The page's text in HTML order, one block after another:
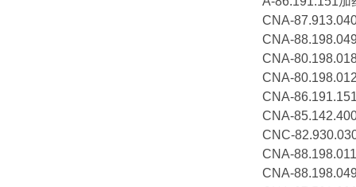
CNA-
CNA-
CNA-
CNA-
CNA-
CNA-
CNC-
CNA-
CNA-